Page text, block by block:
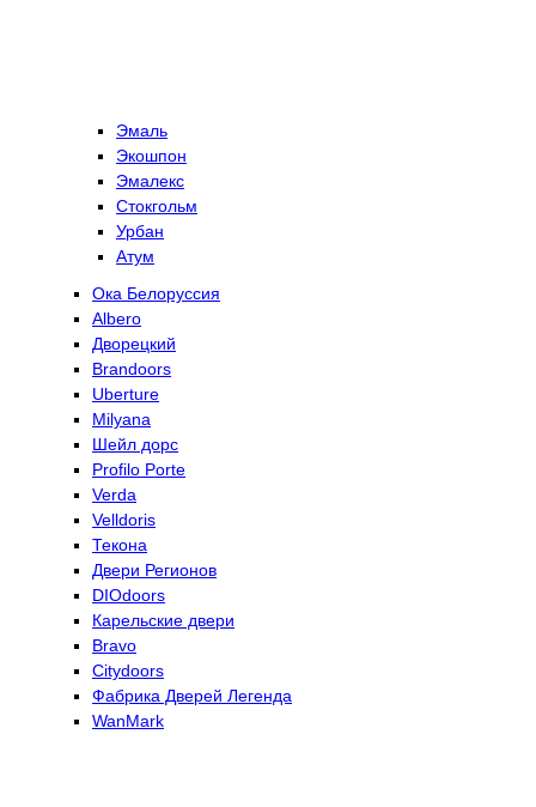
Эмаль
Экошпон
Эмалекс
Стокгольм
Урбан
Атум
Ока Белоруссия
Albero
Дворецкий
Brandoors
Uberture
Milyana
Шейл дорс
Profilo Porte
Verda
Velldoris
Текона
Двери Регионов
DIOdoors
Карельские двери
Bravo
Citydoors
Фабрика Дверей Легенда
WanMark